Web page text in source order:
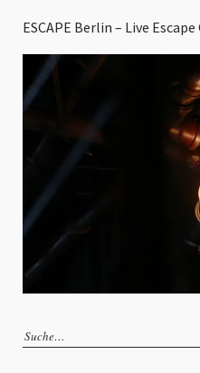
ESCAPE Berlin – Live